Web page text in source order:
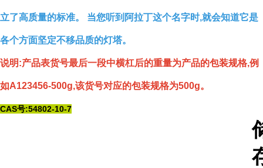
立了高质量的标准。 当您听到阿拉丁这个名字时,就会知道它是
各个方面坚定不移品质的灯塔。
说明:产品表货号最后一段中横杠后的重量为产品的包装规格,例
如A123456-500g,该货号对应的包装规格为500g。
CAS号:54802-10-7